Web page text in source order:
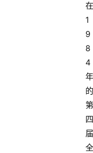
在
1
9
8
4
年
的
第
四
届
全